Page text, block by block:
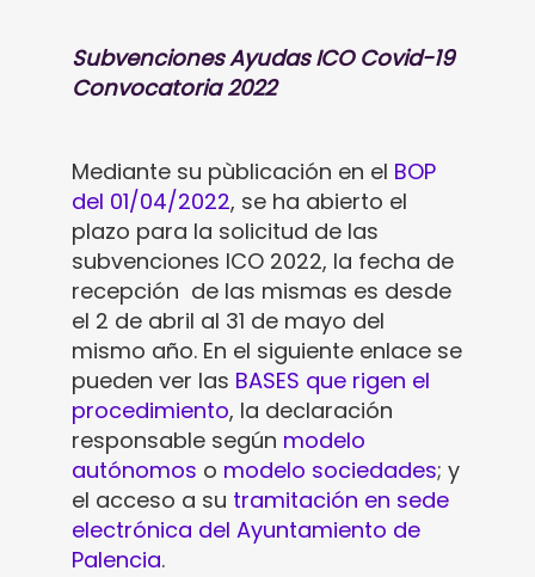
Subvenciones Ayudas ICO Covid-19
Convocatoria 2022
Mediante su pùblicación en el BOP
del 01/04/2022, se ha abierto el
plazo para la solicitud de las
subvenciones ICO 2022, la fecha de
recepción de las mismas es desde
el 2 de abril al 31 de mayo del
mismo año. En el siguiente enlace se
pueden ver las BASES que rigen el
procedimiento, la declaración
responsable según modelo
autónomos o modelo sociedades; y
el acceso a su tramitación en sede
electrónica del Ayuntamiento de
Palencia.